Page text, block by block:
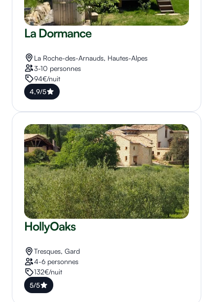
La Dormance
La Roche-des-Arnauds, Hautes-Alpes
3-10 personnes
94€/nuit
4,9/5
HollyOaks
Tresques, Gard
4-6 personnes
132€/nuit
5/5